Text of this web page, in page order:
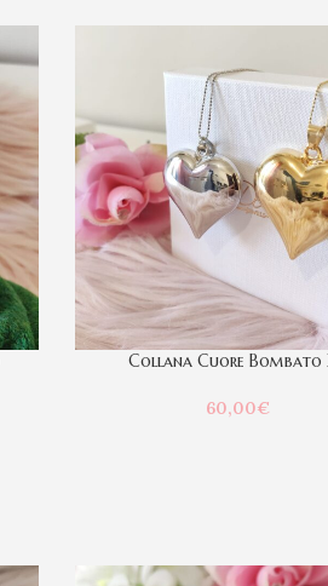
Collana Cuore Bombato
60,00€